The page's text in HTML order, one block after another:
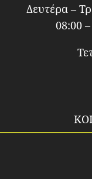
Δευτέρα –
08:00